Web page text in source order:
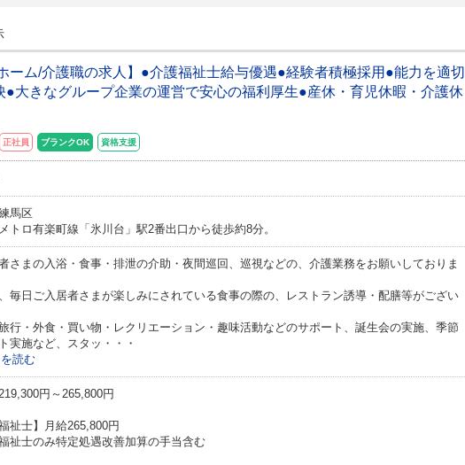
ーム/介護職の求人】●介護福祉士給与優遇●経験者積極採用●能力を適切
●大きなグループ企業の運営で安心の福利厚生●産休・育児休暇・介護休
正社員 ブランクOK 資格支援
馬区
トロ有楽町線「氷川台」駅2番出口から徒歩約8分。
さまの入浴・食事・排泄の介助・夜間巡回、巡視などの、介護業務をお願いしておりま
毎日ご入居者さまが楽しみにされている食事の際の、レストラン誘導・配膳等がござい
行・外食・買い物・レクリエーション・趣味活動などのサポート、誕生会の実施、季節
実施など、スタッ・・・
読む
円～265,800円
福祉士】月給265,800円
祉士のみ特定処遇改善加算の手当含む